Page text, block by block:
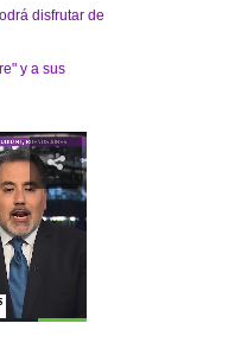
disfrutar de
y a sus